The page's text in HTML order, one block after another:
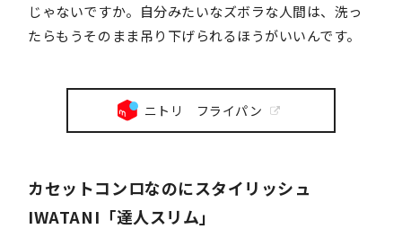
じゃないですか。自分みたいなズボラな人間は、洗っ
たらもうそのまま吊り下げられるほうがいいんです。
ニトリ フライパン
カセットコンロなのにスタイリッシュ
IWATANI「達人スリム」